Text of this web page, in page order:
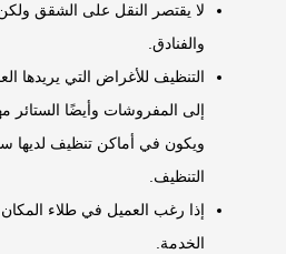
لا يقتصر النقل على الشقق ولكن
والفنادق.
التنظيف للأغراض التي يريدها
إلى المفروشات وأيضًا الستائر
ويكون في أماكن تنظيف لديها
التنظيف.
إذا رغب العميل في طلاء المكان
الخدمة.